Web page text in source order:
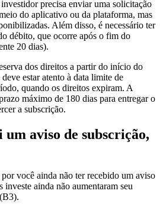
precisa enviar uma solicitação
do aplicativo ou da plataforma, mas
Além disso, é necessário ter
débito, que ocorre após o fim do
20 dias).
dos direitos a partir do início do
estar atento à data limite de
quando os direitos expiram. A
máximo de 180 dias para entregar o
a subscrição.
aviso de subscrição,
você ainda não ter recebido um aviso
investe ainda não aumentaram seu